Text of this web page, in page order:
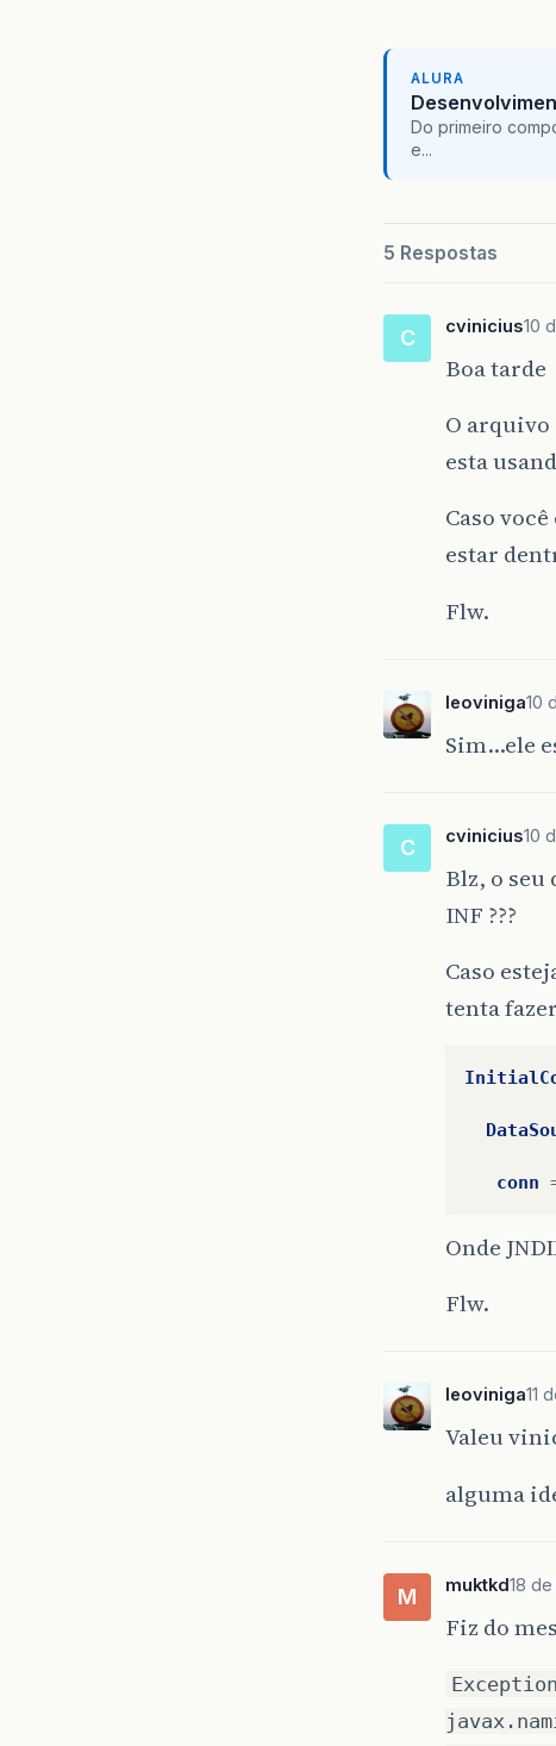
ALURA
Do primeiro
e...
5 Respostas
C cvinicius10
Boa tarde
O
esta
Caso
estar
Flw.
leoviniga10
Sim…ele
C cvinicius10
Blz, o
INF ???
Caso
tenta
conn
Onde
Flw.
leoviniga11
Valeu
alguma
M muktkd18
Fiz do